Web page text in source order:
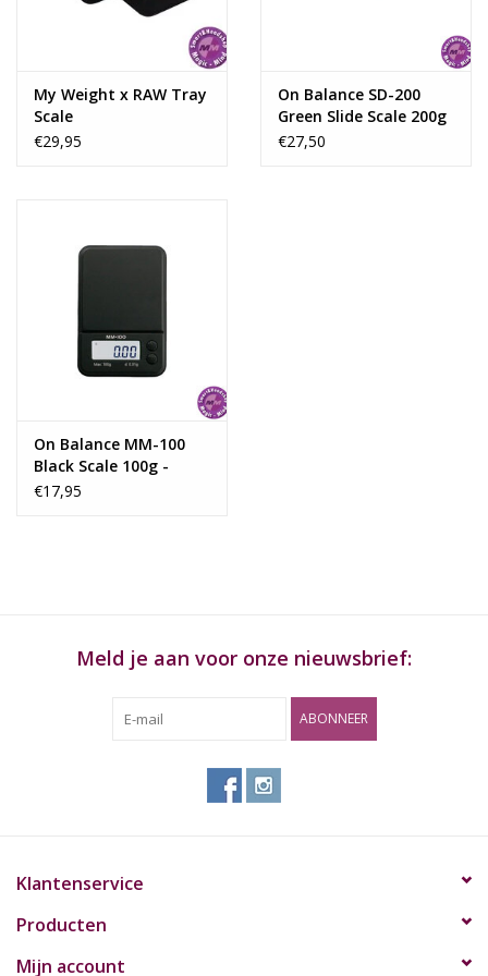
My Weight x RAW Tray
Scale
€29,95
On Balance SD-200
Green Slide Scale 200g
x 0,01
€27,50
On Balance MM-100
Black Scale 100g -
0,01g
€17,95
Meld je aan voor onze nieuwsbrief:
ABONNEER
Klantenservice
Producten
Mijn account